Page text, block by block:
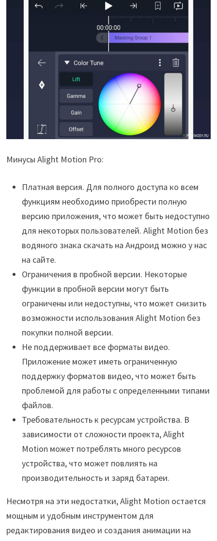
Минусы Alight Motion Pro:
Платная версия. Для полного доступа ко всем
функциям необходимо приобрести полную
версию приложения, что может быть недоступно
для некоторых пользователей. Alight Motion без
водяного знака скачать на Андроид можно у нас
на сайте.
Ограничения в пробной версии. Некоторые
функции в пробной версии могут быть
ограничены или недоступны, что может снизить
возможности использования Alight Motion без
покупки полной версии.
Не поддерживает все форматы видео.
Приложение может иметь ограниченную
поддержку форматов видео, что может быть
проблемой для работы с определенными типами
файлов.
Требовательность к ресурсам устройства. В
зависимости от сложности проекта, Alight
Motion может потреблять много ресурсов
устройства, что может повлиять на
производительность и заряд батареи.
Несмотря на эти недостатки, Alight Motion остается
мощным и удобным инструментом для
редактирования видео и создания анимации на